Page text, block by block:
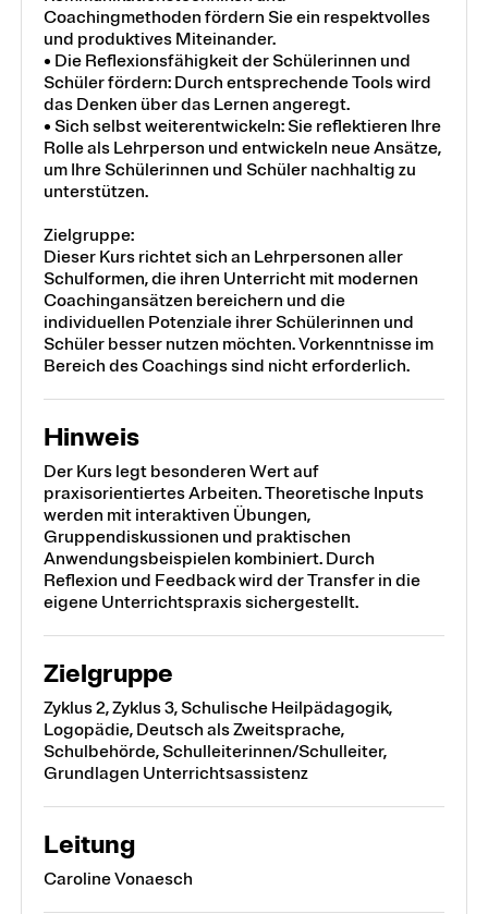
Coachingmethoden fördern Sie ein respektvolles
und produktives Miteinander.
• Die Reflexionsfähigkeit der Schülerinnen und
Schüler fördern: Durch entsprechende Tools wird
das Denken über das Lernen angeregt.
• Sich selbst weiterentwickeln: Sie reflektieren Ihre
Rolle als Lehrperson und entwickeln neue Ansätze,
um Ihre Schülerinnen und Schüler nachhaltig zu
unterstützen.
Zielgruppe:
Dieser Kurs richtet sich an Lehrpersonen aller
Schulformen, die ihren Unterricht mit modernen
Coachingansätzen bereichern und die
individuellen Potenziale ihrer Schülerinnen und
Schüler besser nutzen möchten. Vorkenntnisse im
Bereich des Coachings sind nicht erforderlich.
Hinweis
Der Kurs legt besonderen Wert auf
praxisorientiertes Arbeiten. Theoretische Inputs
werden mit interaktiven Übungen,
Gruppendiskussionen und praktischen
Anwendungsbeispielen kombiniert. Durch
Reflexion und Feedback wird der Transfer in die
eigene Unterrichtspraxis sichergestellt.
Zielgruppe
Zyklus 2, Zyklus 3, Schulische Heilpädagogik,
Logopädie, Deutsch als Zweitsprache,
Schulbehörde, Schulleiterinnen/Schulleiter,
Grundlagen Unterrichtsassistenz
Leitung
Caroline Vonaesch